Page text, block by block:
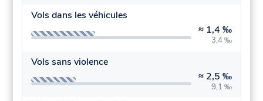
Vols dans les véhicules
≈ 1,4 ‰
3,4 ‰
Vols sans violence
≈ 2,5 ‰
9,1 ‰